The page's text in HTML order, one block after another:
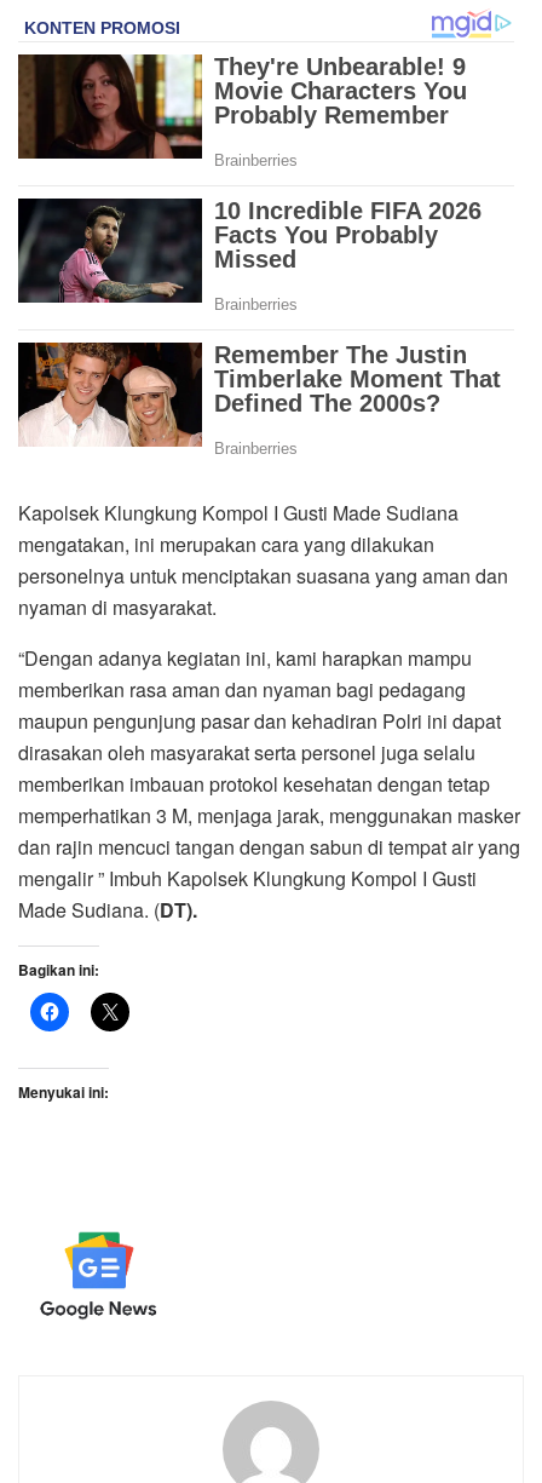
Kapolsek Klungkung Kompol I Gusti Made Sudiana
mengatakan, ini merupakan cara yang dilakukan
personelnya untuk menciptakan suasana yang aman dan
nyaman di masyarakat.
“Dengan adanya kegiatan ini, kami harapkan mampu
memberikan rasa aman dan nyaman bagi pedagang
maupun pengunjung pasar dan kehadiran Polri ini dapat
dirasakan oleh masyarakat serta personel juga selalu
memberikan imbauan protokol kesehatan dengan tetap
memperhatikan 3 M, menjaga jarak, menggunakan masker
dan rajin mencuci tangan dengan sabun di tempat air yang
mengalir ” Imbuh Kapolsek Klungkung Kompol I Gusti
Made Sudiana. (DT).
Bagikan ini:
Menyukai ini: